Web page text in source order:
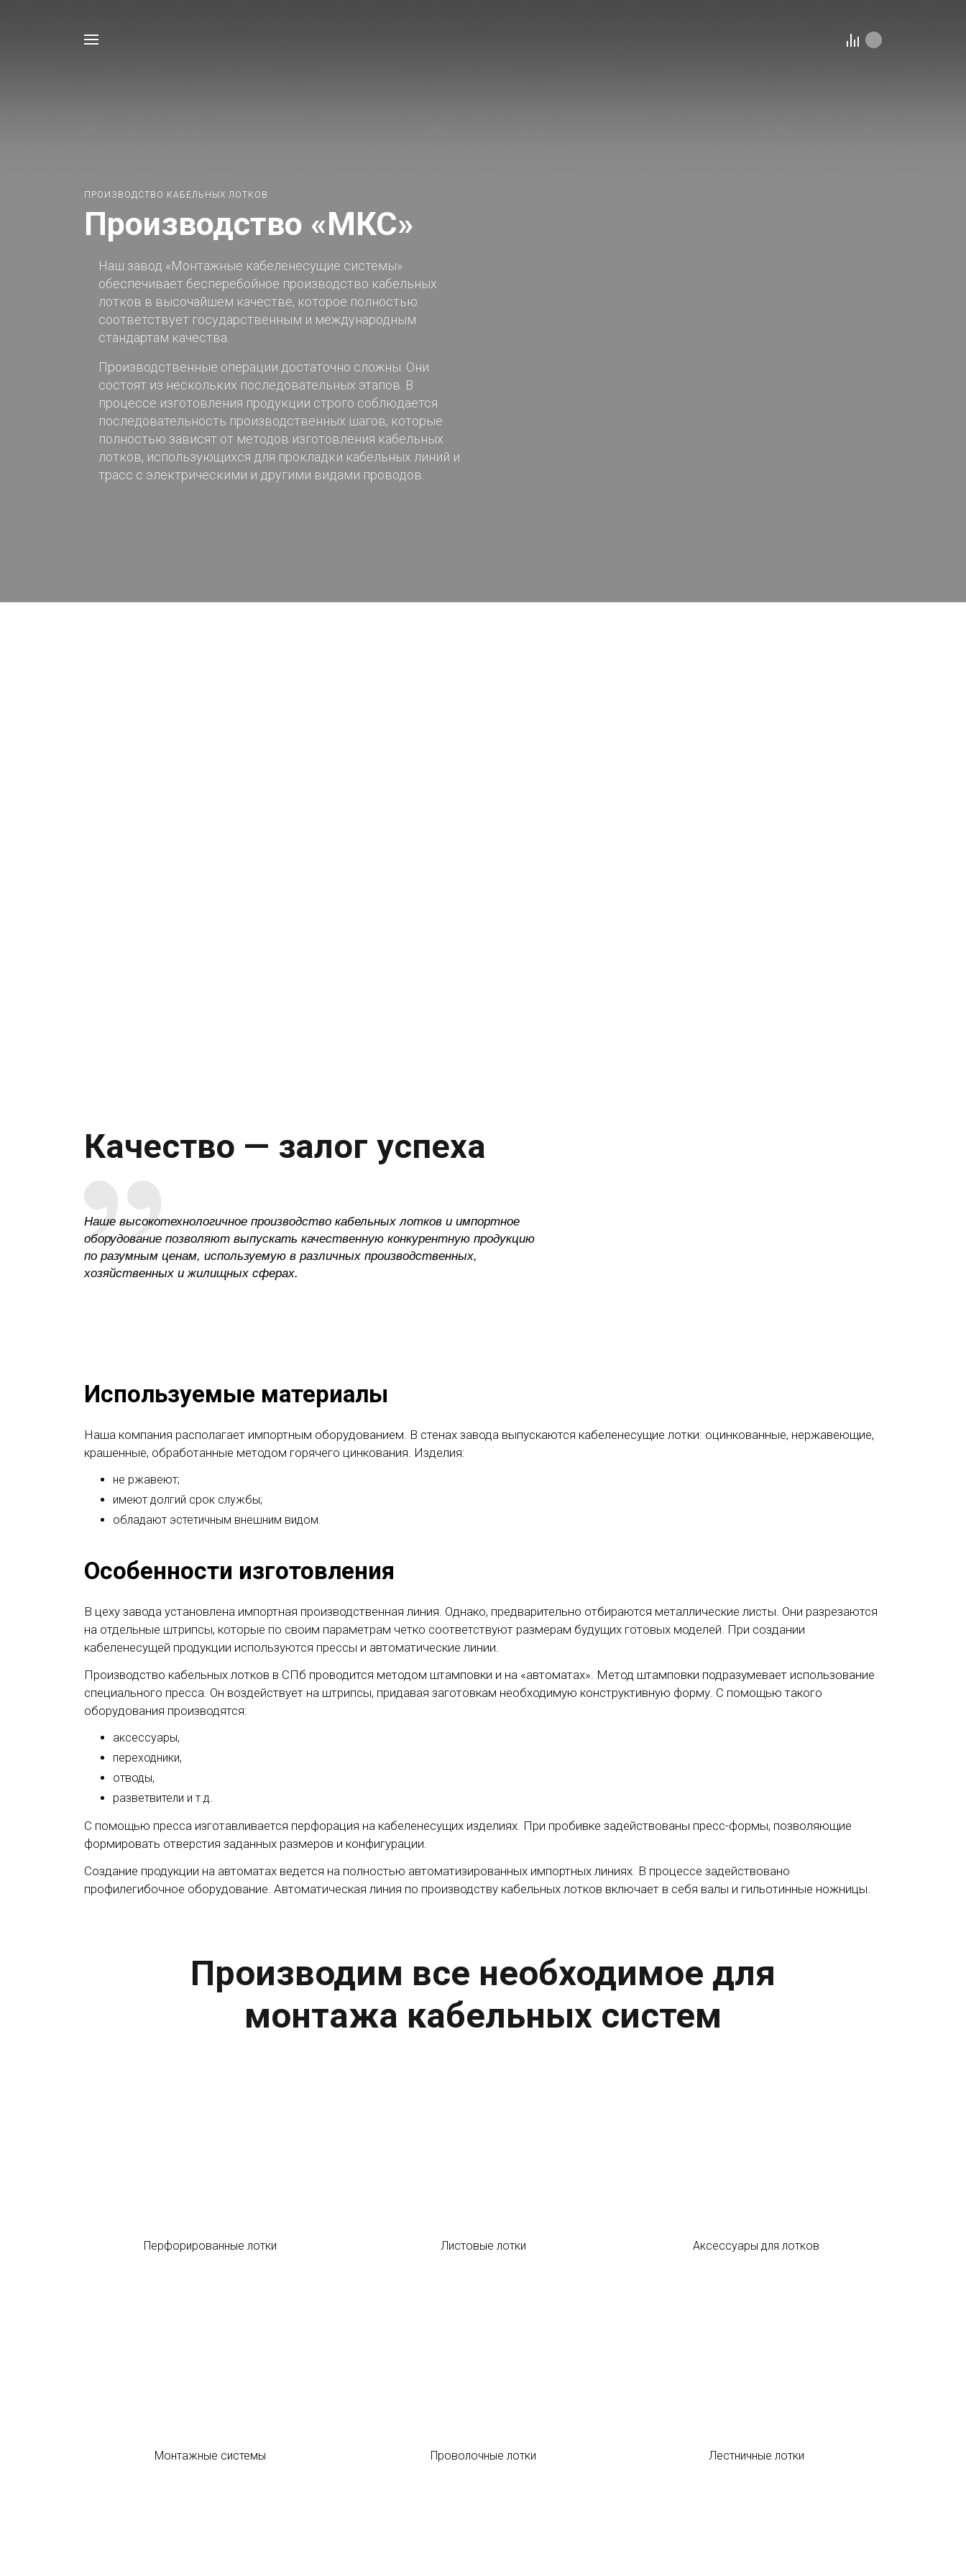
ПРОИЗВОДСТВО КАБЕЛЬНЫХ ЛОТКОВ
Производство «МКС»
Наш завод «Монтажные кабеленесущие системы»
обеспечивает бесперебойное производство кабельных
лотков в высочайшем качестве, которое полностью
соответствует государственным и международным
стандартам качества.
Производственные операции достаточно сложны. Они
состоят из нескольких последовательных этапов. В
процессе изготовления продукции строго соблюдается
последовательность производственных шагов, которые
полностью зависят от методов изготовления кабельных
лотков, использующихся для прокладки кабельных линий и
трасс с электрическими и другими видами проводов.
Качество — залог успеха
Наше высокотехнологичное производство кабельных лотков и импортное
оборудование позволяют выпускать качественную конкурентную продукцию
по разумным ценам, используемую в различных производственных,
хозяйственных и жилищных сферах.
Используемые материалы
Наша компания располагает импортным оборудованием. В стенах завода выпускаются кабеленесущие лотки: оцинкованные, нержавеющие,
крашенные, обработанные методом горячего цинкования. Изделия:
не ржавеют;
имеют долгий срок службы;
обладают эстетичным внешним видом.
Особенности изготовления
В цеху завода установлена импортная производственная линия. Однако, предварительно отбираются металлические листы. Они разрезаются
на отдельные штрипсы, которые по своим параметрам четко соответствуют размерам будущих готовых моделей. При создании
кабеленесущей продукции используются прессы и автоматические линии.
Производство кабельных лотков в СПб проводится методом штамповки и на «автоматах». Метод штамповки подразумевает использование
специального пресса. Он воздействует на штрипсы, придавая заготовкам необходимую конструктивную форму. С помощью такого
оборудования производятся:
аксессуары,
переходники,
отводы,
разветвители и т.д.
С помощью пресса изготавливается перфорация на кабеленесущих изделиях. При пробивке задействованы пресс-формы, позволяющие
формировать отверстия заданных размеров и конфигурации.
Создание продукции на автоматах ведется на полностью автоматизированных импортных линиях. В процессе задействовано
профилегибочное оборудование. Автоматическая линия по производству кабельных лотков включает в себя валы и гильотинные ножницы.
Производим все необходимое для
монтажа кабельных систем
Перфорированные лотки Листовые лотки Аксессуары для лотков
Монтажные системы Проволочные лотки Лестничные лотки